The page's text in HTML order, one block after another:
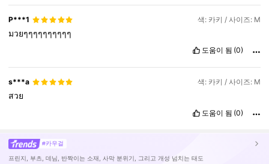
P***1 색: 카키 / 사이즈: M
มวยๆๆๆๆๆๆๆๆๆๆ
도움이 됨 (0)
s***a 색: 카키 / 사이즈: M
สวย
도움이 됨 (0)
#카우걸
프린지, 부츠, 데님, 반짝이는 소재, 사막 분위기, 그리고 개성 넘치는 태도